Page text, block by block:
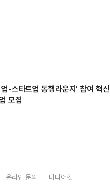
업-스타트업 동행라운지’ 참여 혁신
모집
온라인 문의 미디어킷